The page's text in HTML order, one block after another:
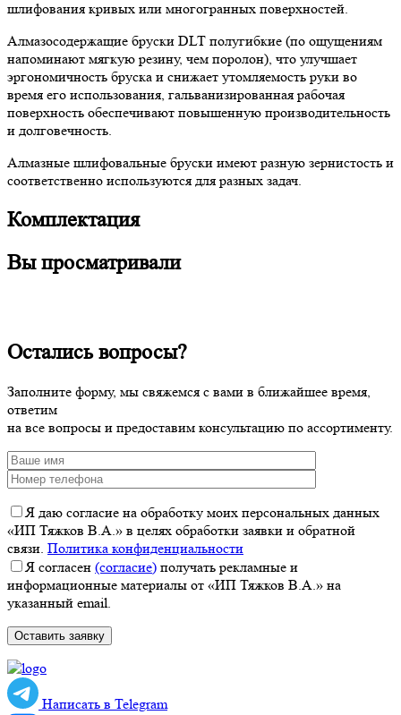
шлифования кривых или многогранных поверхностей.
Алмазосодержащие бруски DLT полугибкие (по ощущениям
напоминают мягкую резину, чем поролон), что улучшает
эргономичность бруска и снижает утомляемость руки во
время его использования, гальванизированная рабочая
поверхность обеспечивают повышенную производительность
и долговечность.
Алмазные шлифовальные бруски имеют разную зернистость и
соответственно используются для разных задач.
Комплектация
Вы просматривали
Остались вопросы?
Заполните форму, мы свяжемся с вами в ближайшее время,
ответим
на все вопросы и предоставим консультацию по ассортименту.
Я даю согласие на обработку моих персональных данных
«ИП Тяжков В.А.» в целях обработки заявки и обратной
связи. Политика конфиденциальности
Я согласен (согласие) получать рекламные и
информационные материалы от «ИП Тяжков В.А.» на
указанный email.
Написать в Telegram